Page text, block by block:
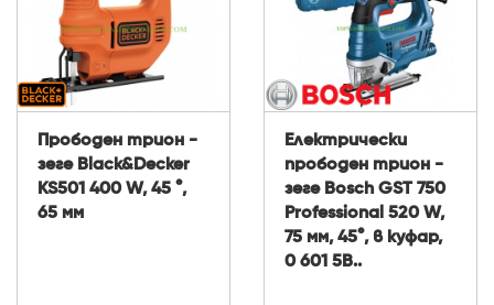
Прободен трион -
зеге Black&Decker
KS501 400 W, 45 °,
65 мм
Електрически
прободен трион -
зеге Bosch GST 750
Professional 520 W,
75 мм, 45°, в куфар,
0 601 5B..